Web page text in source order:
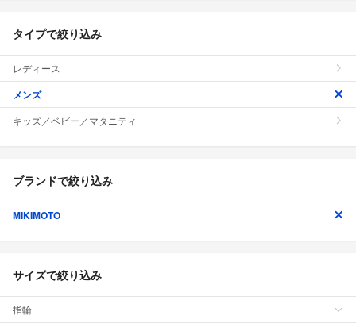
タイプで絞り込み
レディース
メンズ
キッズ／ベビー／マタニティ
ブランドで絞り込み
MIKIMOTO
サイズで絞り込み
指輪